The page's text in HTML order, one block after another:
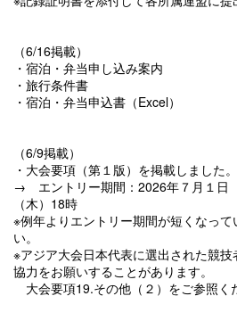
（6/16掲載）
・宿泊・弁当申し込み案内
・旅行条件書
・宿泊・弁当申込書（Excel）
（6/9掲載）
・大会要項（第１版）を掲載しました。
→ エントリー期間：2026年７月１日
（木）18時
※例年よりエントリー期間が短くなっ
い。
※アジア大会日本代表に選出された競
協力をお願いすることがあります。
大会要項19.その他（２）をご参照く